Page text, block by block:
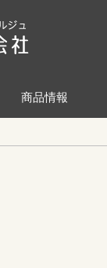
商品情報